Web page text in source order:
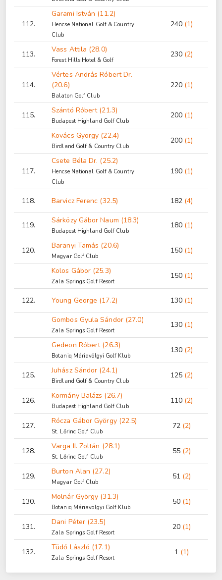
112.
Garami István (11.2)
Hencse National Golf & Country
Club
240 (1)
113.
Vass Attila (28.0)
Forest Hills Hotel & Golf
230 (2)
114.
Vértes András Róbert Dr.
(20.6)
Balaton Golf Club
220 (1)
115.
Szántó Róbert (21.3)
Budapest Highland Golf Club
200 (1)
Kovács György (22.4)
Birdland Golf & Country Club
200 (1)
117.
Csete Béla Dr. (25.2)
Hencse National Golf & Country
Club
190 (1)
118. Barvicz Ferenc (32.5) 182 (4)
119.
Sárközy Gábor Naum (18.3)
Budapest Highland Golf Club
180 (1)
120.
Baranyi Tamás (20.6)
Magyar Golf Club
150 (1)
Kolos Gábor (25.3)
Zala Springs Golf Resort
150 (1)
122. Young George (17.2) 130 (1)
Gombos Gyula Sándor (27.0)
Zala Springs Golf Resort
130 (1)
Gedeon Róbert (26.3)
Botaniq Máriavölgyi Golf Klub
130 (2)
125.
Juhász Sándor (24.1)
Birdland Golf & Country Club
125 (2)
126.
Kormány Balázs (26.7)
Budapest Highland Golf Club
110 (2)
127.
Rócza Gábor György (22.5)
St. Lőrinc Golf Club
72 (2)
128.
Varga II. Zoltán (28.1)
St. Lőrinc Golf Club
55 (2)
129.
Burton Alan (27.2)
Magyar Golf Club
51 (2)
130.
Molnár György (31.3)
Botaniq Máriavölgyi Golf Klub
50 (1)
131.
Dani Péter (23.5)
Zala Springs Golf Resort
20 (1)
132.
Tüdő László (17.1)
Zala Springs Golf Resort
1 (1)